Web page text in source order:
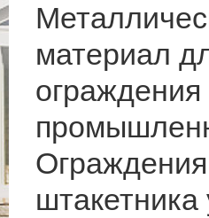
материал